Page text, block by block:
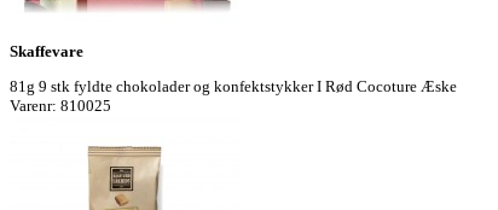
Skaffevare
81g 9 stk fyldte chokolader og konfektstykker I Rød Cocoture Æske
Varenr: 810025